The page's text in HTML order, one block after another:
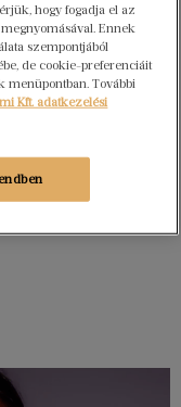
hogy fogadja el az
Ennek
szempontjából
de cookie-preferenciáit
menüpontban. További
Kft. adatkezelési